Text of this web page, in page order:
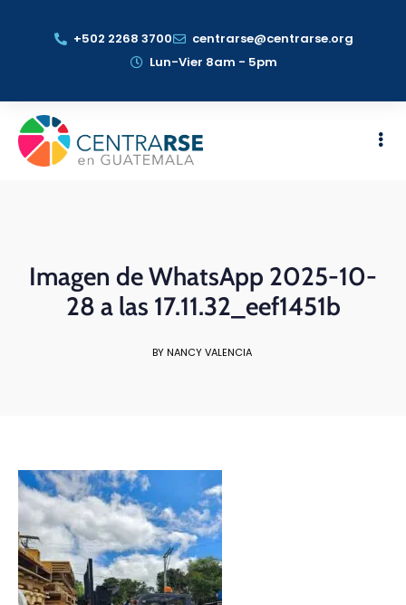
+502 2268 3700
centrarse@centrarse.org
Lun-Vier 8am - 5pm
Imagen de WhatsApp 2025-10-
28 a las 17.11.32_eef1451b
BY NANCY VALENCIA